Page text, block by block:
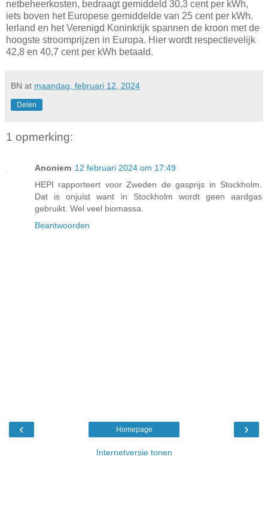
netbeheerkosten, bedraagt gemiddeld 30,3 cent per kWh,
iets boven het Europese gemiddelde van 25 cent per kWh.
Ierland en het Verenigd Koninkrijk spannen de kroon met de
hoogste stroomprijzen in Europa. Hier wordt respectievelijk
42,8 en 40,7 cent per kWh betaald.
BN at maandag, februari 12, 2024
Delen
1 opmerking:
Anoniem 12 februari 2024 om 17:49
HEPI rapporteert voor Zweden de gasprijs in Stockholm.
Dat is onjuist want in Stockholm wordt geen aardgas
gebruikt. Wel veel biomassa.
Beantwoorden
‹ ›
Homepage
Internetversie tonen